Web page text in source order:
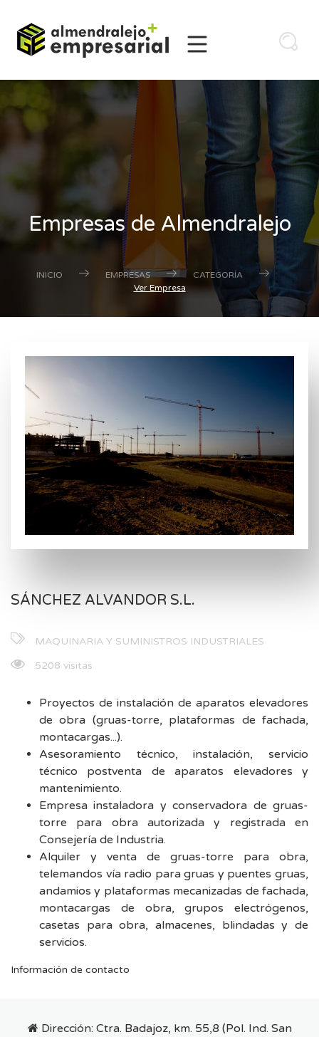
Empresas de Almendralejo
INICIO EMPRESAS
CATEGORÍA
Ver Empresa
SÁNCHEZ ALVANDOR S.L.
MAQUINARIA Y SUMINISTROS INDUSTRIALES
5208 visitas
Proyectos de instalación de aparatos elevadores
de obra (gruas-torre, plataformas de fachada,
montacargas...).
Asesoramiento técnico, instalación, servicio
técnico postventa de aparatos elevadores y
mantenimiento.
Empresa instaladora y conservadora de gruas-
torre para obra autorizada y registrada en
Consejería de Industria.
Alquiler y venta de gruas-torre para obra,
telemandos vía radio para gruas y puentes gruas,
andamios y plataformas mecanizadas de fachada,
montacargas de obra, grupos electrógenos,
casetas para obra, almacenes, blindadas y de
servicios.
Información de contacto
Dirección: Ctra. Badajoz, km. 55,8 (Pol. Ind. San